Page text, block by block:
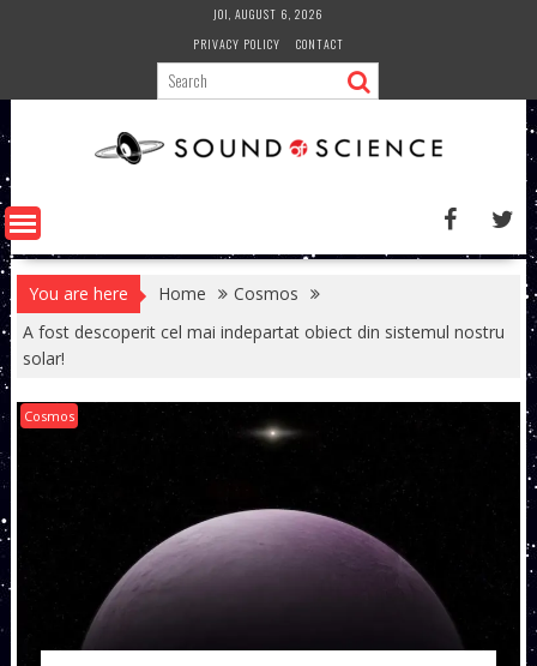
JOI, AUGUST 6, 2026
PRIVACY POLICY
CONTACT
You are here Home
Cosmos
A fost descoperit cel mai indepartat obiect din sistemul nostru
solar!
Cosmos